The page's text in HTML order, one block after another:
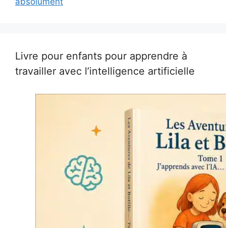
Livre pour enfants pour apprendre à
travailler avec l’intelligence artificielle